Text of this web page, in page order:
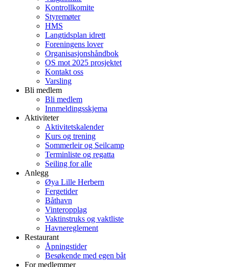
Kontrollkomite
Styremøter
HMS
Langtidsplan idrett
Foreningens lover
Organisasjonshåndbok
OS mot 2025 prosjektet
Kontakt oss
Varsling
Bli medlem
Bli medlem
Innmeldingsskjema
Aktiviteter
Aktivitetskalender
Kurs og trening
Sommerleir og Seilcamp
Terminliste og regatta
Seiling for alle
Anlegg
Øya Lille Herbern
Fergetider
Båthavn
Vinteropplag
Vaktinstruks og vaktliste
Havnereglement
Restaurant
Åpningstider
Besøkende med egen båt
For medlemmer